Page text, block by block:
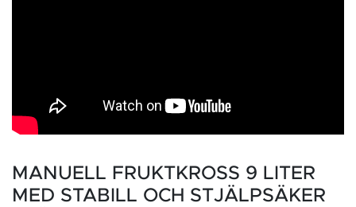
MANUELL FRUKTKROSS 9 LITER
MED STABILL OCH STJÄLPSÄKER